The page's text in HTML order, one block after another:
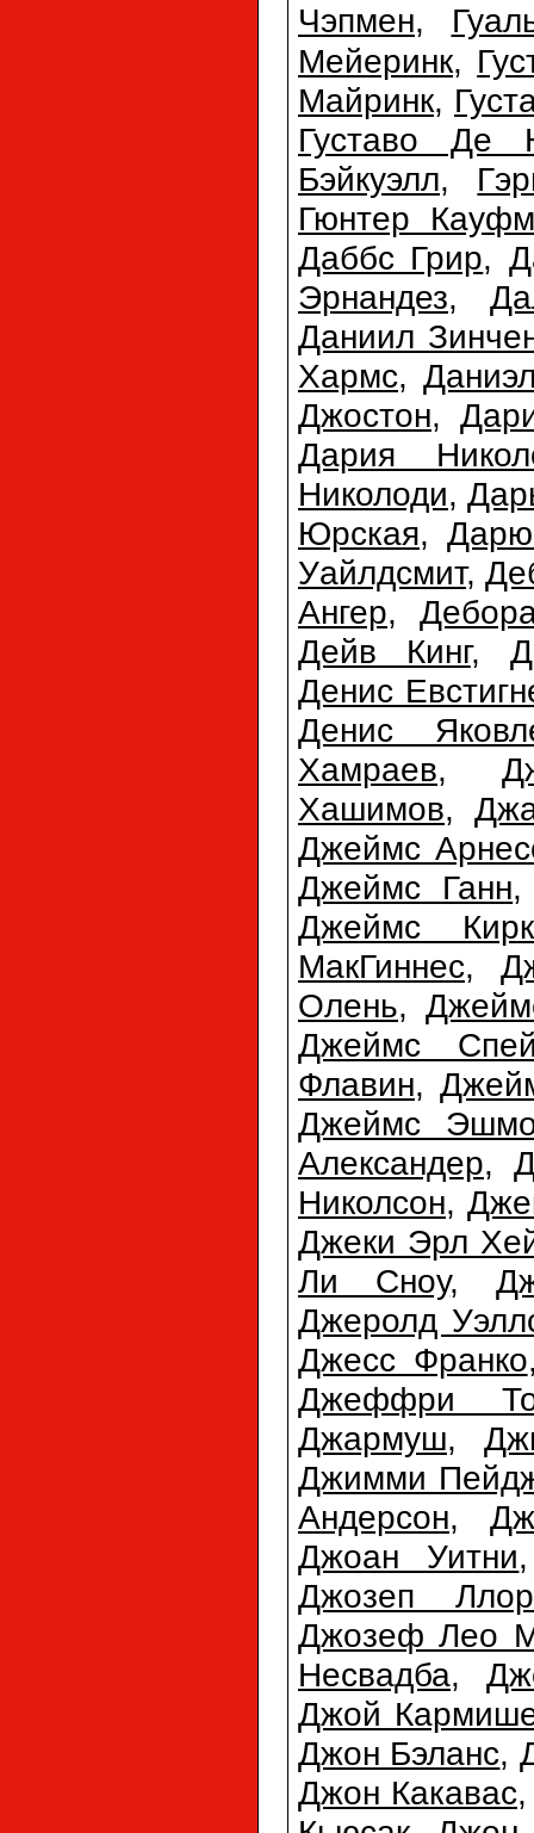
Чэпмен,
Мейеринк,
Майринк,
Густаво Де
Бэйкуэлл,
Гюнтер
Даббс Грир,
Эрнандез,
Даниил
Хармс,
Джостон,
Дария
Николоди,
Юрская,
Уайлдсмит,
Ангер,
Дейв Кинг,
Денис
Денис
Хамраев,
Хашимов,
Джеймс
Джеймс Ганн
Джеймс
МакГиннес,
Олень,
Джеймс
Флавин,
Джеймс
Александер,
Николсон,
Джеки Эрл
Ли Сноу,
Джеролд
Джесс Франко
Джеффри
Джармуш,
Джимми
Андерсон,
Джоан Уитни
Джозеп
Джозеф Лео
Несвадба,
Джой
Джон Бэланс,
Джон Какавас